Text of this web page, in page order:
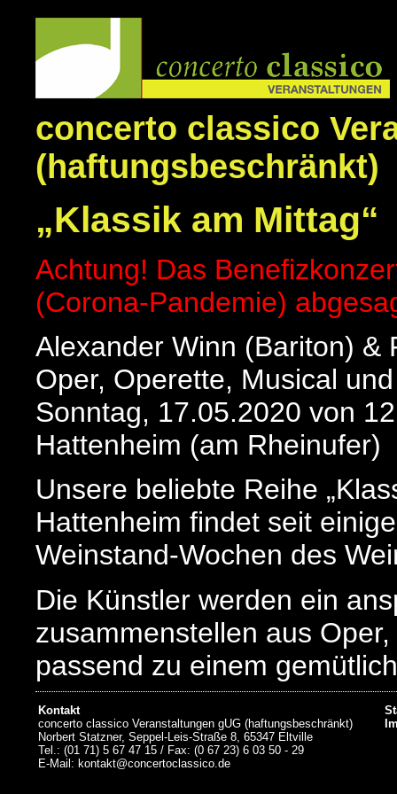
Kontakt
concerto classico Veranstaltungen gUG (haftungsbeschränkt)
Norbert Statzner, Seppel-Leis-Straße 8, 65347 Eltville
Tel.: (01 71) 5 67 47 15 / Fax: (0 67 23) 6 03 50 - 29
E-Mail: kontakt@concertoclassico.de
concerto classico
(haftungsbeschränkt)
„Klassik am Mittag“
Achtung! Das
(Corona-Pandemie)
Alexander Winn (Bariton) &
Oper, Operette, Musical
Sonntag, 17.05.2020 von
Hattenheim (am Rheinufer)
Unsere beliebte Reihe
Hattenheim findet seit
Weinstand-Wochen des
Die Künstler werden ein
zusammenstellen aus
passend zu einem
Weinstand im Rheingau
dargeboten werden.
Konzert